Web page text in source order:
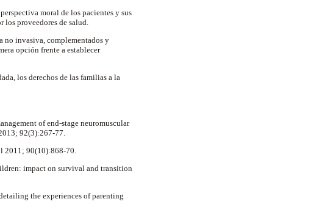
moral de los pacientes y sus
proveedores de salud.
no invasiva, complementados y
opción frente a establecer
los derechos de las familias a la
of end-stage neuromuscular
92(3):267-77.
2011; 90(10):868-70.
impact on survival and transition
the experiences of parenting